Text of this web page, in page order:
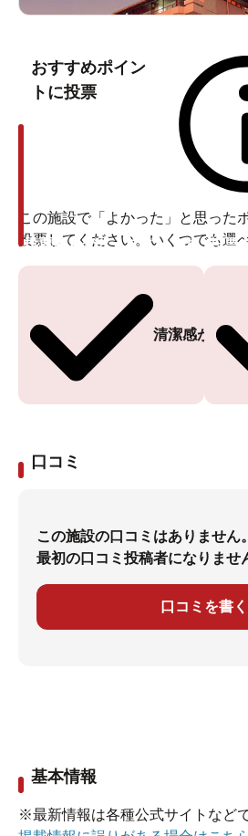
おすすめポイン
トに投票
この施設で「よかった」と思った
投票してください。いくつでも選
清潔感がある
投票ありがとうございます 投票
口コミ
この施設の口コミはありません。
最初の口コミ投稿者になりませ
口コミを書く
基本情報
※最新情報は各種公式サイトなど